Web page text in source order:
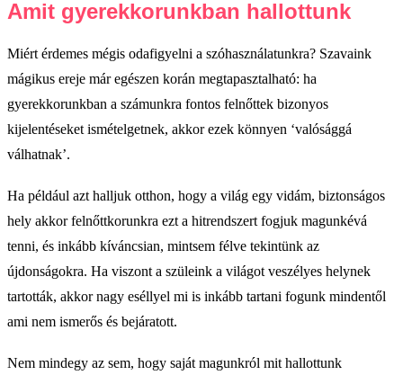
Amit gyerekkorunkban hallottunk
Miért érdemes mégis odafigyelni a szóhasználatunkra? Szavaink
mágikus ereje már egészen korán megtapasztalható: ha
gyerekkorunkban a számunkra fontos felnőttek bizonyos
kijelentéseket ismételgetnek, akkor ezek könnyen ‘valósággá
válhatnak’.
Ha például azt halljuk otthon, hogy a világ egy vidám, biztonságos
hely akkor felnőttkorunkra ezt a hitrendszert fogjuk magunkévá
tenni, és inkább kíváncsian, mintsem félve tekintünk az
újdonságokra. Ha viszont a szüleink a világot veszélyes helynek
tartották, akkor nagy eséllyel mi is inkább tartani fogunk mindentől
ami nem ismerős és bejáratott.
Nem mindegy az sem, hogy saját magunkról mit hallottunk